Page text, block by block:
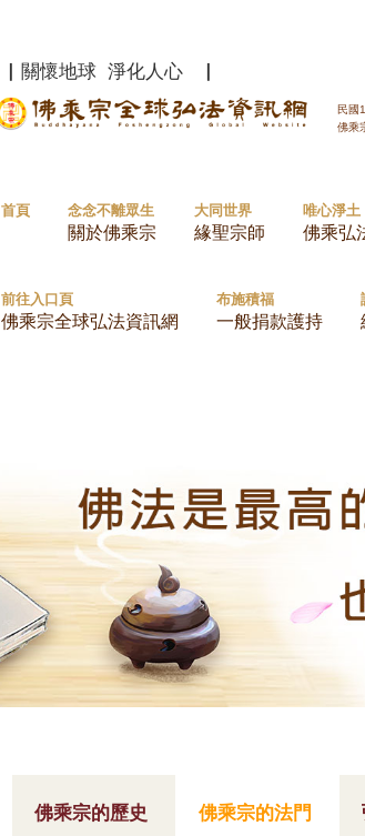
▏關懷地球 淨化人心 ▏
民國
佛乘
首頁 念念不離眾生
關於佛乘宗
大同世界
緣聖宗師
唯心淨土
佛乘弘
前往入口頁
佛乘宗全球弘法資訊網
布施積福
一般捐款護持
佛乘宗的歷史 佛乘宗的法門